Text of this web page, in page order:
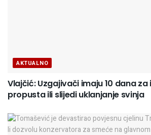
AKTUALNO
Vlajčić: Uzgajivači imaju 10 dana
propusta ili slijedi uklanjanje svinja